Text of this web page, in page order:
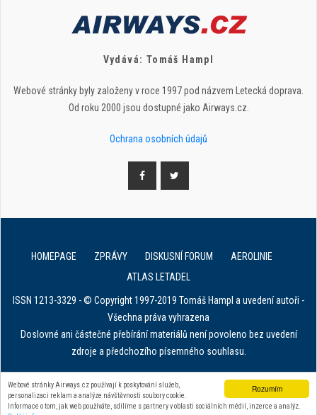
Rozumím
Webové stránky Airways.cz používají k poskytování služeb,
personalizaci reklam a analýze návštěvnosti soubory cookie.
Informace o tom, jak web používáte, sdílíme s partnery v oblasti sociálních médií, inzerce a analýz.
Vydává: Tomáš Hampl
Webové stránky byly založeny v roce 1997 pod názvem Letecká doprava.
Od roku 2000 jsou dostupné jako Airways.cz.
Ochrana osobních údajů
HOMEPAGE ZPRÁVY DISKUSNÍ FORUM
AEROLINIE
ATLAS LETADEL
ISSN 1213-3329 - © Copyright 1997-2019 Tomáš Hampl a uvedení autoři -
Všechna práva vyhrazena
Doslovné ani částečné přebírání materiálů není povoleno bez uvedení
zdroje a předchozího písemného souhlasu.
E. in ART for african IVF clinics
Zařízení na stahování dat z tachografu